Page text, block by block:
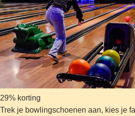
29% korting
Trek je bowlingschoenen aan, kies je